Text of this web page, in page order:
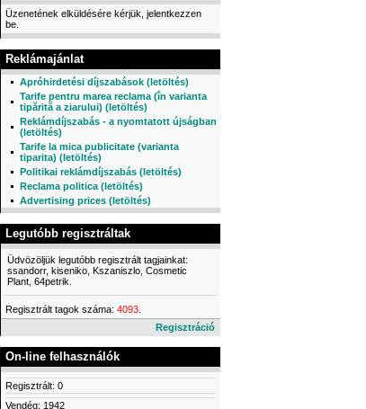
Üzenetének elküldésére kérjük, jelentkezzen
be.
Reklámajánlat
Apróhirdetési díjszabások (letöltés)
Tarife pentru marea reclama (în varianta
tipărită a ziarului) (letöltés)
Reklámdíjszabás - a nyomtatott újságban
(letöltés)
Tarife la mica publicitate (varianta
tiparita) (letöltés)
Politikai reklámdíjszabás (letöltés)
Reclama politica (letöltés)
Advertising prices (letöltés)
Legutóbb regisztráltak
Üdvözöljük legutóbb regisztrált tagjainkat:
ssandorr, kiseniko, Kszaniszlo, Cosmetic
Plant, 64petrik.
Regisztrált tagok száma: 4093.
Regisztráció
On-line felhasználók
Regisztrált: 0
Vendég: 1942